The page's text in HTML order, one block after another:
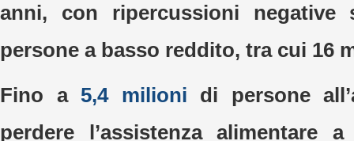
anni, con ripercussioni
persone a basso reddito, tra cui 16
Fino a 5,4 milioni di persone
perdere l’assistenza alimentare